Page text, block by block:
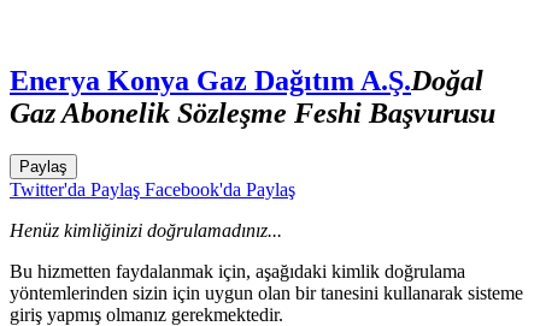
Enerya Konya Gaz Dağıtım A.Ş.Doğal
Gaz Abonelik Sözleşme Feshi Başvurusu
Paylaş
Twitter'da Paylaş Facebook'da Paylaş
Henüz kimliğinizi doğrulamadınız...
Bu hizmetten faydalanmak için, aşağıdaki kimlik doğrulama
yöntemlerinden sizin için uygun olan bir tanesini kullanarak sisteme
giriş yapmış olmanız gerekmektedir.